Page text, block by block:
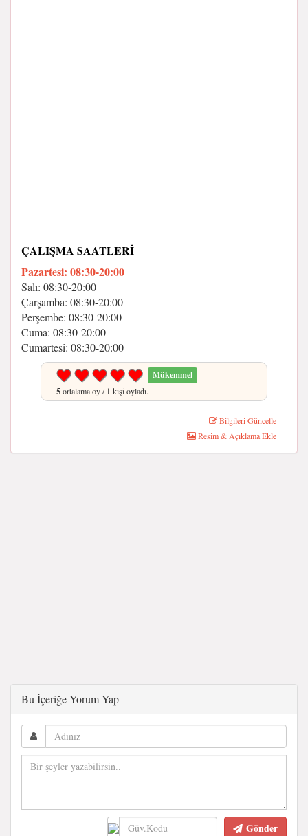
ÇALIŞMA SAATLERI
Pazartesi: 08:30-20:00
Salı: 08:30-20:00
Çarşamba: 08:30-20:00
Perşembe: 08:30-20:00
Cuma: 08:30-20:00
Cumartesi: 08:30-20:00
Mükemmel
5ortalama oy /1 kişi oyladı.
Bilgileri Güncelle
Resim & Açıklama Ekle
Bu İçeriğe Yorum Yap
Gönder